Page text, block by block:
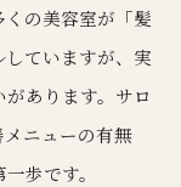
の美容室が「髪
ていますが、実
あります。サロ
ニューの有無
歩です。